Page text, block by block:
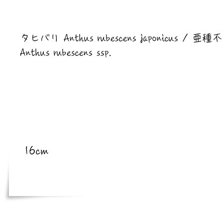
タヒバリ Anthus rubescens japonicus / 亜種
Anthus rubescens ssp.
16cm